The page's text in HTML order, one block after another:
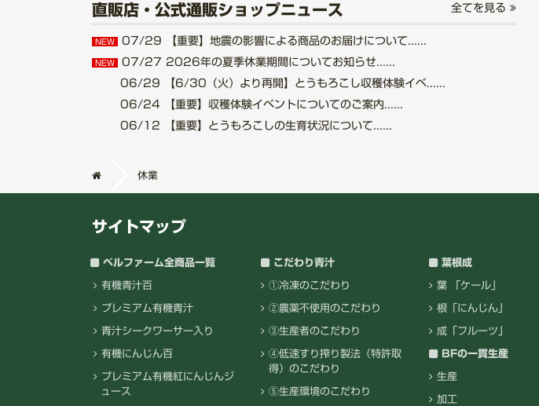
直販店・公式通販ショップニュース 全てを見る
NEW 07/29 【重要】地震の影響による商品のお届けについて......
NEW 07/27 2026年の夏季休業期間についてお知らせ......
06/29 【6/30（火）より再開】とうもろこし収穫体験イベ......
06/24 【重要】収穫体験イベントについてのご案内......
06/12 【重要】とうもろこしの生育状況について......
休業
サイトマップ
ベルファーム全商品一覧
有機青汁百
プレミアム有機青汁
青汁シークワーサー入り
有機にんじん百
プレミアム有機紅にんじんジ
ュース
こだわり青汁
①冷凍のこだわり
②農薬不使用のこだわり
③生産者のこだわり
④低速すり搾り製法（特許取
得）のこだわり
⑤生産環境のこだわり
葉根成
葉 「ケール」
根「にんじん」
成「フルーツ」
BFの一貫生産
生産
加工